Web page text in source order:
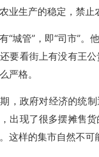
业生产的稳定，禁止
“城管”，即“司市”
要看街上有没有王
严格。
，政府对经济的统
出现了很多摆摊售
这样的集市自然不可